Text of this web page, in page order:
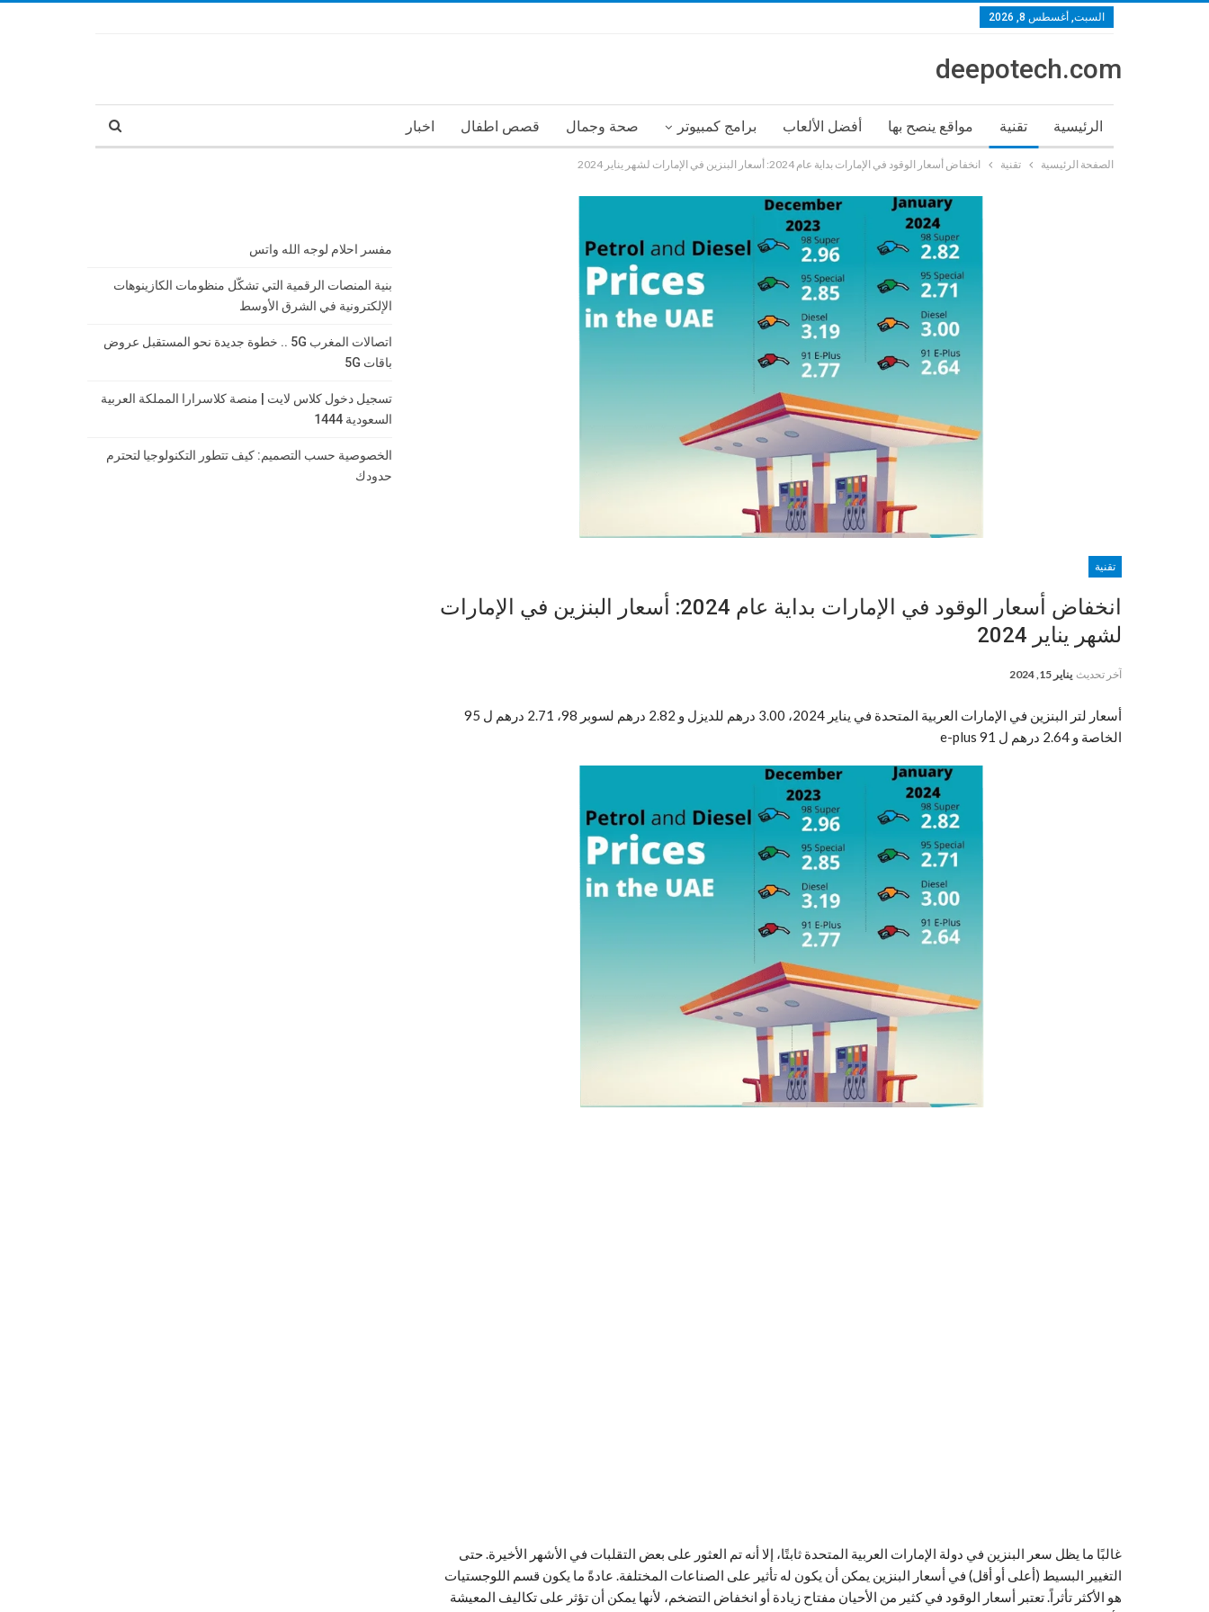
السبت, أغسطس 8, 2026
deepotech.com
الرئيسية تقنية مواقع ينصح بها أفضل الألعاب برامج كمبيوتر صحة وجمال قصص اطفال اخبار
الصفحة الرئيسية تقنية انخفاض أسعار الوقود في الإمارات بداية عام 2024: أسعار البنزين في الإمارات لشهر يناير 2024
تقنية
انخفاض أسعار الوقود في الإمارات بداية عام 2024: أسعار البنزين في الإمارات
لشهر يناير 2024
آخر تحديث يناير 15, 2024
أسعار لتر البنزين في الإمارات العربية المتحدة في يناير 2024، 3.00 درهم للديزل و 2.82 درهم لسوبر 98، 2.71 درهم ل 95
الخاصة و 2.64 درهم ل e-plus 91
غالبًا ما يظل سعر البنزين في دولة الإمارات العربية المتحدة ثابتًا، إلا أنه تم العثور على بعض التقلبات في الأشهر الأخيرة. حتى
التغيير البسيط (أعلى أو أقل) في أسعار البنزين يمكن أن يكون له تأثير على الصناعات المختلفة. عادةً ما يكون قسم اللوجستيات
هو الأكثر تأثراً. تعتبر أسعار الوقود في كثير من الأحيان مفتاح زيادة أو انخفاض التضخم، لأنها يمكن أن تؤثر على تكاليف المعيشة
مفسر احلام لوجه الله واتس
بنية المنصات الرقمية التي تشكّل منظومات الكازينوهات
الإلكترونية في الشرق الأوسط
اتصالات المغرب 5G .. خطوة جديدة نحو المستقبل عروض
باقات 5G
تسجيل دخول كلاس لايت | منصة كلاسرارا المملكة العربية
السعودية 1444
الخصوصية حسب التصميم: كيف تتطور التكنولوجيا لتحترم
حدودك